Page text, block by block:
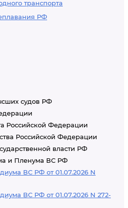
транспорта
РФ
судов РФ
Российской Федерации
Российской Федерации
власти РФ
и Пленума ВС РФ
ВС РФ от 01.07.2026 N
ВС РФ от 01.07.2026 N 272-